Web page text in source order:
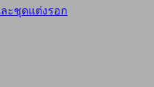
ะชุดแต่งรอก